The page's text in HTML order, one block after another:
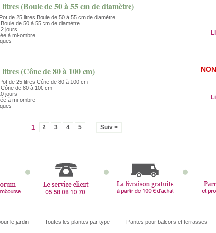
(Boule de 50 à 55 cm de diamètre)
Pot de 25 litres Boule de 50 à 55 cm de diamètre
Boule de 50 à 55 cm de diamètre
jours
à mi-ombre
(Cône de 80 à 100 cm)
Pot de 25 litres Cône de 80 à 100 cm
Cône de 80 à 100 cm
jours
à mi-ombre
1 2 3 4 5 Suiv >
le jardin Toutes les plantes par type Plantes pour balcons et terrasses